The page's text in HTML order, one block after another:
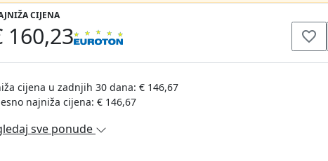
CIJENA
160,23
cijena u zadnjih 30 dana: € 146,67
najniža cijena: € 146,67
sve ponude